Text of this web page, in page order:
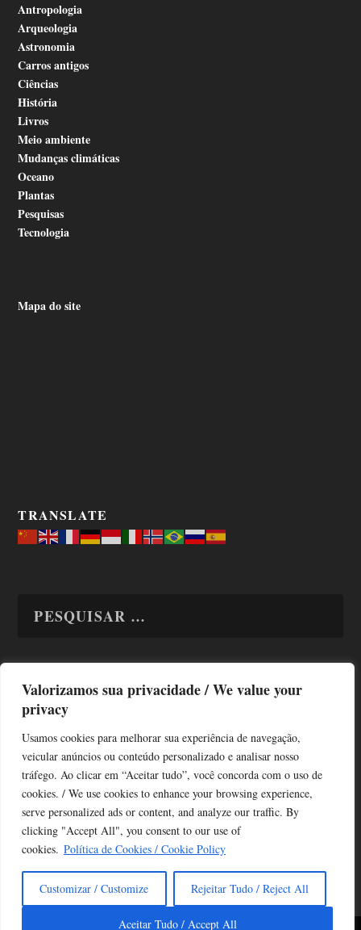
Valorizamos sua privacidade / We value your
privacy
Usamos cookies para melhorar sua experiência de navegação,
veicular anúncios ou conteúdo personalizado e analisar nosso
tráfego. Ao clicar em “Aceitar tudo”, você concorda com o uso de
cookies. / We use cookies to enhance your browsing experience,
serve personalized ads or content, and analyze our traffic. By
clicking "Accept All", you consent to our use of
cookies. Política de Cookies / Cookie Policy
Customizar / Customize Rejeitar Tudo / Reject All
Aceitar Tudo / Accept All
Antropologia
Arqueologia
Astronomia
Carros antigos
Ciências
História
Livros
Meio ambiente
Mudanças climáticas
Oceano
Plantas
Pesquisas
Tecnologia
Mapa do site
TRANSLATE
TODAS OS ASSUNTOS
Copyright © Alô Tatuapé 2013 / 2026
Desenvolvido por ALOSP MKT DIGITAL